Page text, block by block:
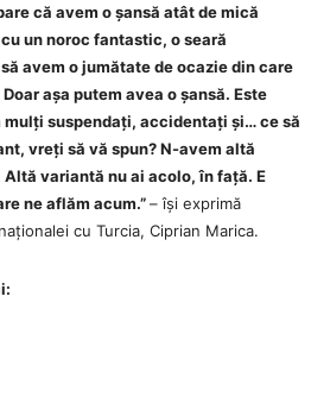
că avem o șansă atât de mică
un noroc fantastic, o seară
avem o jumătate de ocazie din care
așa putem avea o șansă. Este
mulți suspendați, accidentați și… ce să
vreți să vă spun? N-avem altă
variantă nu ai acolo, în față. E
ne aflăm acum.”– își exprimă
cu Turcia, Ciprian Marica.